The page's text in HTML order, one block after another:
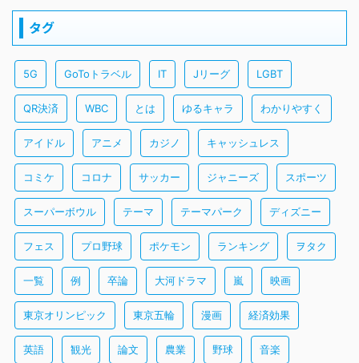
タグ
5G GoToトラベル IT Jリーグ LGBT
QR決済 WBC とは ゆるキャラ わかりやすく
アイドル アニメ カジノ キャッシュレス
コミケ コロナ サッカー ジャニーズ スポーツ
スーパーボウル テーマ テーマパーク ディズニー
フェス プロ野球 ポケモン ランキング ヲタク
一覧 例 卒論 大河ドラマ 嵐 映画
東京オリンピック 東京五輪 漫画 経済効果
英語 観光 論文 農業 野球 音楽